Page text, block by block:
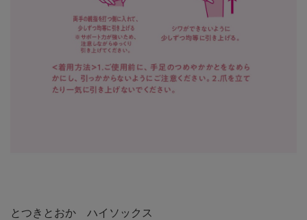
とつきとおか ハイソックス